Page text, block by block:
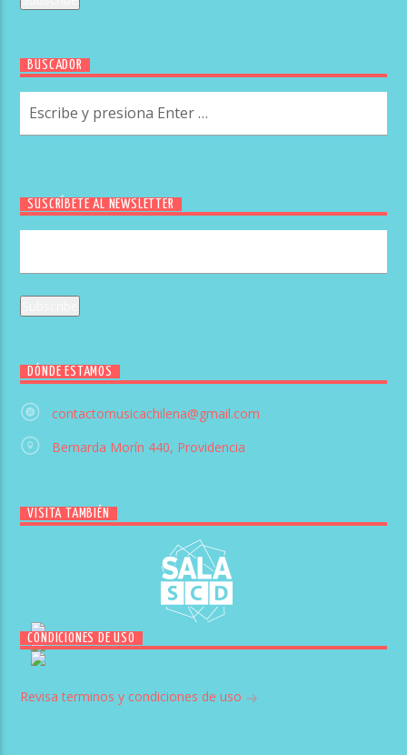
BUSCADOR
SUSCRÍBETE AL NEWSLETTER
DÓNDE ESTAMOS
contactomusicachilena@gmail.com
Bernarda Morín 440, Providencia
VISITA TAMBIÉN
CONDICIONES DE USO
Revisa terminos y condiciones de uso